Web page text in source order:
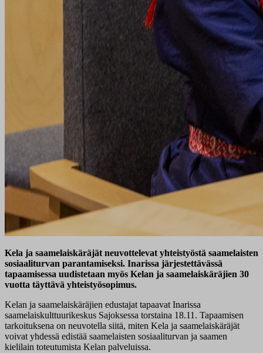
Kela ja saamelaiskäräjät neuvottelevat yhteistyöstä saamelaisten
sosiaaliturvan parantamiseksi. Inarissa järjestettävässä
tapaamisessa uudistetaan myös Kelan ja saamelaiskäräjien 30
vuotta täyttävä yhteistyösopimus.
Kelan ja saamelaiskäräjien edustajat tapaavat Inarissa
saamelaiskulttuurikeskus Sajoksessa torstaina 18.11. Tapaamisen
tarkoituksena on neuvotella siitä, miten Kela ja saamelaiskäräjät
voivat yhdessä edistää saamelaisten sosiaaliturvan ja saamen
kielilain toteutumista Kelan palveluissa.